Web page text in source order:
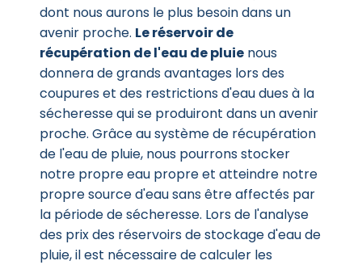
dont nous aurons le plus besoin dans un
avenir proche. Le réservoir de
récupération de l'eau de pluie nous
donnera de grands avantages lors des
coupures et des restrictions d'eau dues à la
sécheresse qui se produiront dans un avenir
proche. Grâce au système de récupération
de l'eau de pluie, nous pourrons stocker
notre propre eau propre et atteindre notre
propre source d'eau sans être affectés par
la période de sécheresse. Lors de l'analyse
des prix des réservoirs de stockage d'eau de
pluie, il est nécessaire de calculer les